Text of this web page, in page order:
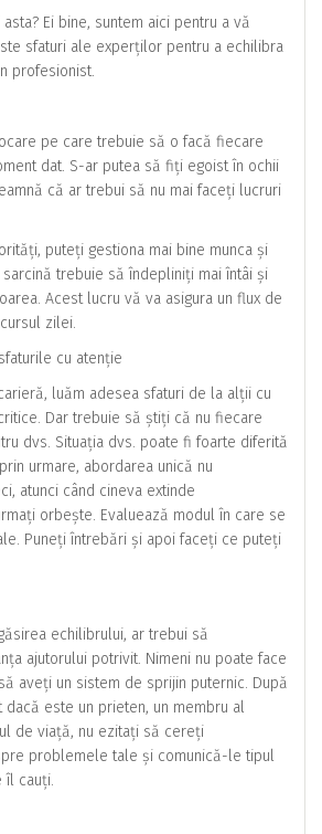
Ei bine, suntem aici pentru a vă
sfaturi ale experților pentru a echilibra
profesionist.
pe care trebuie să o facă fiecare
dat. S-ar putea să fiți egoist în ochii
că ar trebui să nu mai faceți lucruri
puteți gestiona mai bine munca și
trebuie să îndepliniți mai întâi și
Acest lucru vă va asigura un flux de
zilei.
cu atenție
luăm adesea sfaturi de la alții cu
Dar trebuie să știți că nu fiecare
dvs. Situația dvs. poate fi foarte diferită
urmare, abordarea unică nu
atunci când cineva extinde
orbește. Evaluează modul în care se
Puneți întrebări și apoi faceți ce puteți
echilibrului, ar trebui să
ajutorului potrivit. Nimeni nu poate face
aveți un sistem de sprijin puternic. După
este un prieten, un membru al
de viață, nu ezitați să cereți
problemele tale și comunică-le tipul
îl cauți.